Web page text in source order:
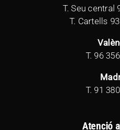
T. Seu central
T. Cartells
T. 96
T. 91
Atenció